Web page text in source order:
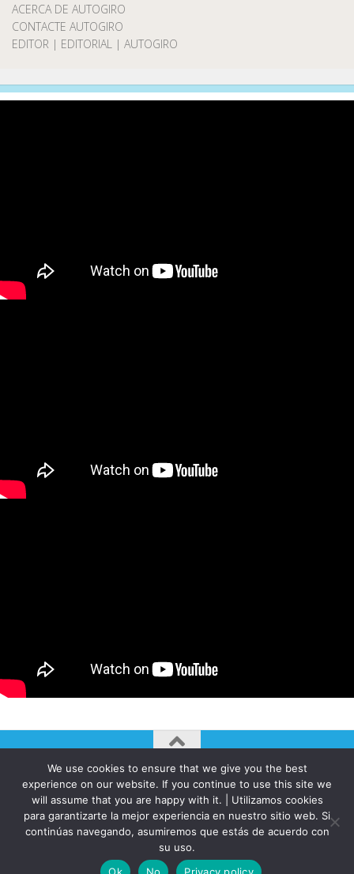
ACERCA DE AUTOGIRO
CONTACTE AUTOGIRO
EDITOR | EDITORIAL | AUTOGIRO
AUTOGIRO/el giro del arte actual © JAVIER MARTINEZ 2026. All
Rights Reserved.
Funciona con - Diseñado con elTema Hueman
We use cookies to ensure that we give you the best
experience on our website. If you continue to use this site we
will assume that you are happy with it. | Utilizamos cookies
para garantizarte la mejor experiencia en nuestro sitio web. Si
continúas navegando, asumiremos que estás de acuerdo con
su uso.
Ok
No Privacy policy